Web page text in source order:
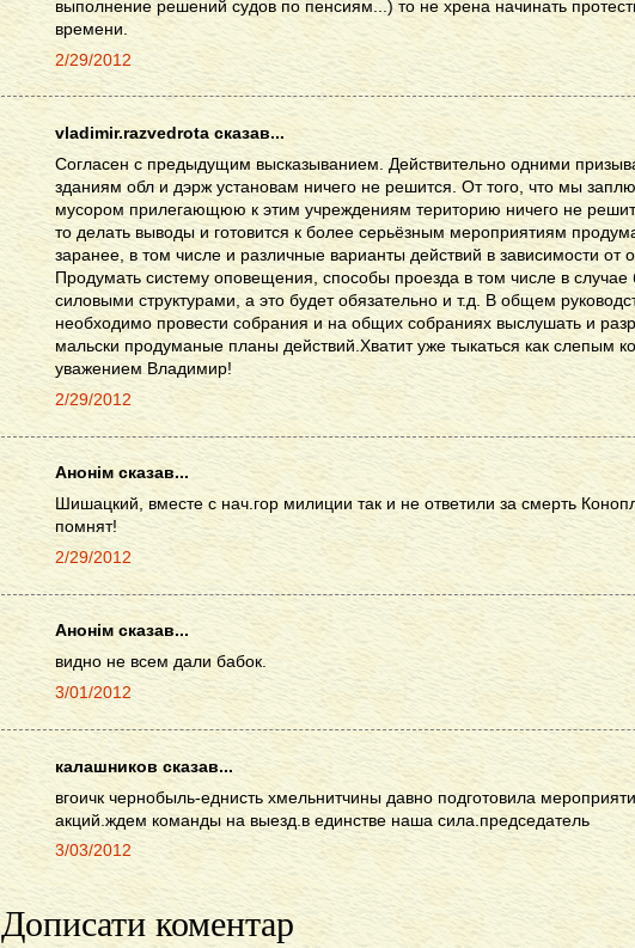
выполнение решений судов по пенсиям...) то не хрена начинать
времени.
2/29/2012
vladimir.razvedrota сказав...
Согласен с предыдущим высказыванием. Действительно одними
зданиям обл и дэрж установам ничего не решится. От того, что мы
мусором прилегающюю к этим учреждениям територию ничего не
то делать выводы и готовится к более серьёзным мероприятиям
заранее, в том числе и различные варианты действий в зависимости от
Продумать систему оповещения, способы проезда в том числе в случае
силовыми структурами, а это будет обязательно и т.д. В общем
необходимо провести собрания и на общих собраниях выслушать и
мальски продуманые планы действий.Хватит уже тыкаться как слепым
уважением Владимир!
2/29/2012
Анонім сказав...
Шишацкий, вместе с нач.гор милиции так и не ответили за смерть
помнят!
2/29/2012
Анонім сказав...
видно не всем дали бабок.
3/01/2012
калашников сказав...
вгоичк чернобыль-еднисть хмельнитчины давно подготовила
акций.ждем команды на выезд.в единстве наша сила.председатель
3/03/2012
Дописати коментар